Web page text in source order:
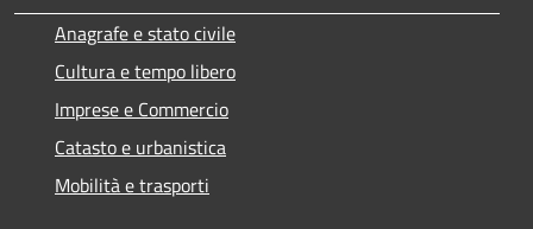
Anagrafe e stato civile
Cultura e tempo libero
Imprese e Commercio
Catasto e urbanistica
Mobilità e trasporti